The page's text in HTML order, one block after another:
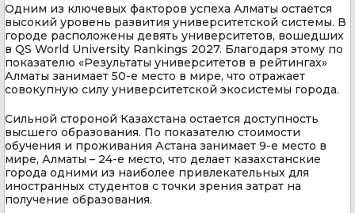
Одним из ключевых факторов успеха Алматы остается
высокий уровень развития университетской системы. В
городе расположены девять университетов, вошедших
в QS World University Rankings 2027. Благодаря этому по
показателю «Результаты университетов в рейтингах»
Алматы занимает 50-е место в мире, что отражает
совокупную силу университетской экосистемы города.
Сильной стороной Казахстана остается доступность
высшего образования. По показателю стоимости
обучения и проживания Астана занимает 9-е место в
мире, Алматы – 24-е место, что делает казахстанские
города одними из наиболее привлекательных для
иностранных студентов с точки зрения затрат на
получение образования.